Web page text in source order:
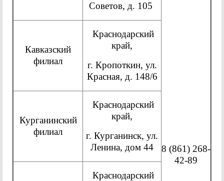
8 (861) 268-
42-89
Советов, д. 105
Кавказский
филиал
Краснодарский
край,
г. Кропоткин, ул.
Красная, д. 148/6
Курганинский
филиал
Краснодарский
край,
г. Курганинск, ул.
Ленина, дом 44
Краснодарский